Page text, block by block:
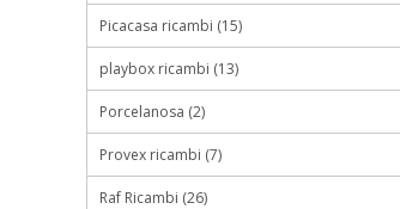
Picacasa ricambi (15)
playbox ricambi (13)
Porcelanosa (2)
Provex ricambi (7)
Raf Ricambi (26)